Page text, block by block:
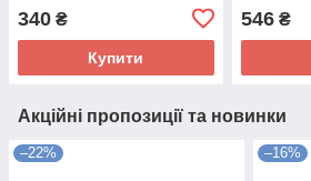
340 ₴
Купити
546₴
Акційні пропозиції та новинки
–22% –16%